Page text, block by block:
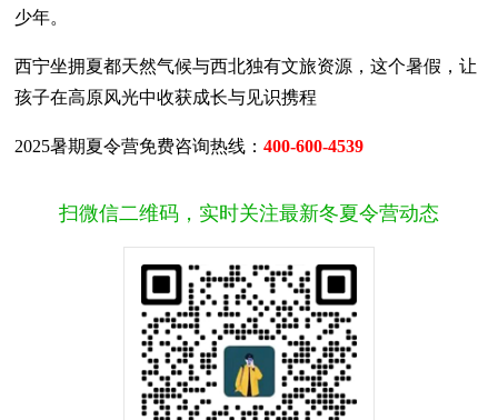
少年。
西宁坐拥夏都天然气候与西北独有文旅资源，这个暑假，让
孩子在高原风光中收获成长与见识携程
2025暑期夏令营免费咨询热线：400-600-4539
扫微信二维码，实时关注最新冬夏令营动态